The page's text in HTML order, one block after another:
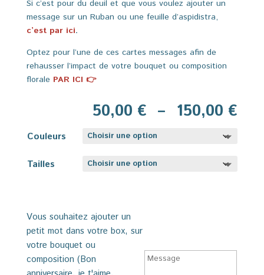
Si c’est pour du deuil et que vous voulez ajouter un
message sur un Ruban ou une feuille d’aspidistra,
c’est par ici.
Optez pour l’une de ces cartes messages afin de
rehausser l’impact de votre bouquet ou composition
florale PAR ICI 👉
50,00€ – 150,00€
Couleurs
Tailles
Vous souhaitez ajouter un
petit mot dans votre box, sur
votre bouquet ou
composition (Bon